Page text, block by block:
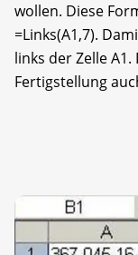
wollen. Diese
=Links(A1,7).
links der Zelle
Fertigstellung